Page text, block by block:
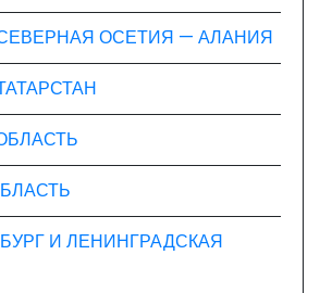
ОСЕТИЯ — АЛАНИЯ
И ЛЕНИНГРАДСКАЯ